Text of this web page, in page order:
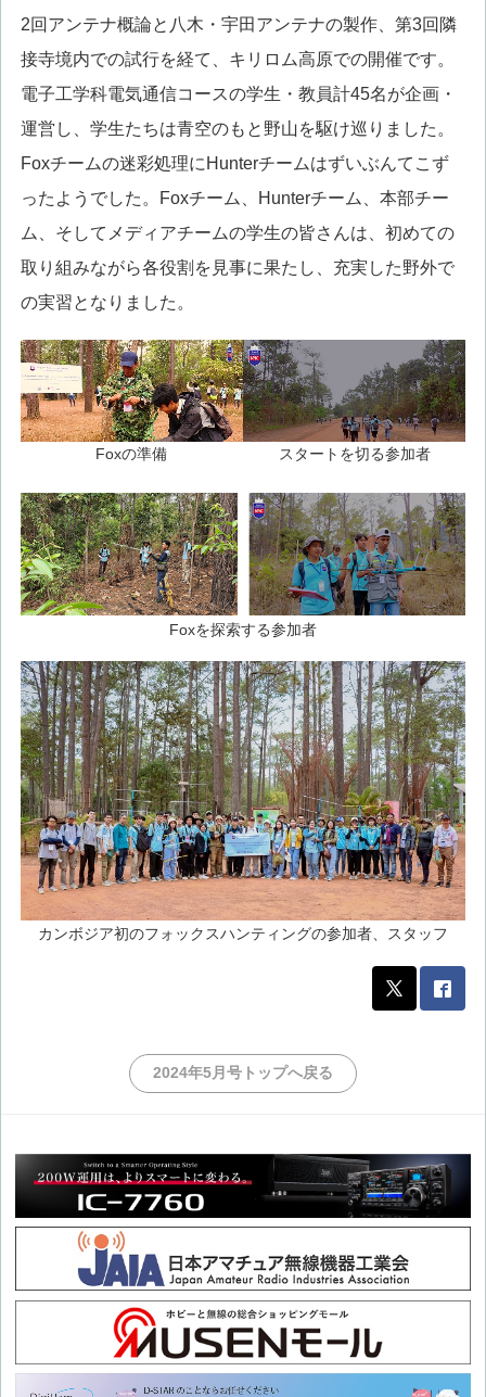
2回アンテナ概論と八木・宇田アンテナの製作、第3回隣
接寺境内での試行を経て、キリロム高原での開催です。
電子工学科電気通信コースの学生・教員計45名が企画・
運営し、学生たちは青空のもと野山を駆け巡りました。
Foxチームの迷彩処理にHunterチームはずいぶんてこず
ったようでした。Foxチーム、Hunterチーム、本部チー
ム、そしてメディアチームの学生の皆さんは、初めての
取り組みながら各役割を見事に果たし、充実した野外で
の実習となりました。
Foxの準備 スタートを切る参加者
Foxを探索する参加者
カンボジア初のフォックスハンティングの参加者、スタッフ
2024年5月号トップへ戻る